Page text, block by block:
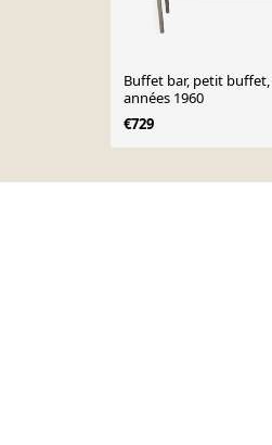
Buffet bar, petit
années 1960
€729